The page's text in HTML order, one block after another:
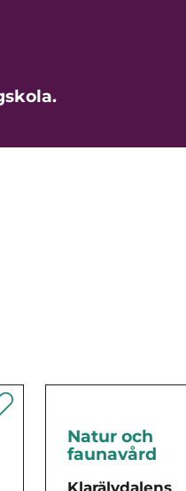
Natur och
faunavård
Klarälvdalens